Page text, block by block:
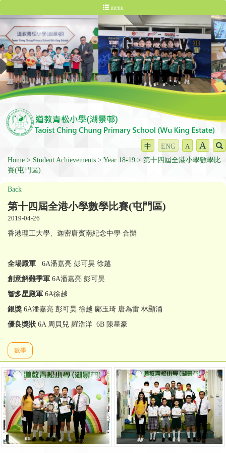
menu
中 ENG A A
Home Student Achievements Year 18-19
第十四屆全港小學數學比
賽(屯門區)
Back
第十四屆全港小學數學比賽(屯門區)
2019-04-26
香港理工大學、迦密唐賓南紀念中學 合辦
全場殿軍 6A潘嘉亮 彭可昊 徐越
創意解難季軍 6A潘嘉亮 彭可昊
智多星殿軍 6A徐越
銀獎 6A潘嘉亮 彭可昊 徐越 鄺玉琦 唐為雷 林顯涌
優良獎狀 6A 周貝兒 羅浩洋 6B 陳星豪
數學